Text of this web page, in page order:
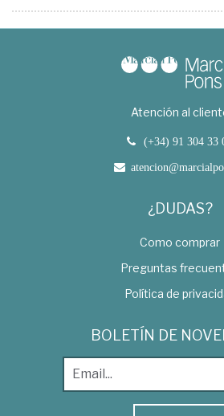
Atención al
(+34) 91 304 33
¿DUDAS?
Como comprar
Preguntas
Política de
BOLETÍN DE